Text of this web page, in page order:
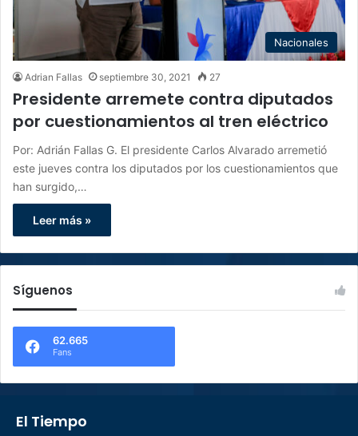
Nacionales
Adrian Fallas septiembre 30, 2021 27
Presidente arremete contra diputados
por cuestionamientos al tren eléctrico
Por: Adrián Fallas G. El presidente Carlos Alvarado arremetió
este jueves contra los diputados por los cuestionamientos que
han surgido,…
Leer más »
Síguenos
62.665
Fans
El Tiempo